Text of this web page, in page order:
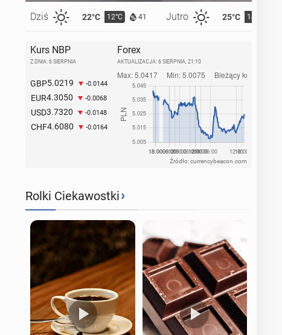
Dziś 22°C 12°C 41 Jutro 25°C 14°C
Kurs NBP
Z DNIA: 6 SIERPNIA
GBP5.0219 -0.0144
EUR4.3050 -0.0068
USD3.7320 -0.0148
CHF4.6080 -0.0164
Forex
AKTUALIZACJA: 6 SIERPNIA, 21:10
Źródło: currencybeacon.com
Rolki Ciekawostki›